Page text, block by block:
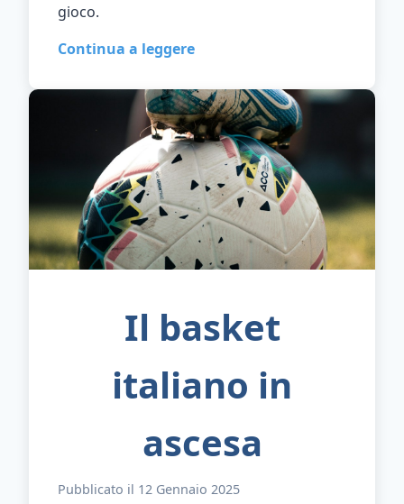
gioco.
Continua a leggere
Il basket
italiano in
ascesa
Pubblicato il 12 Gennaio 2025